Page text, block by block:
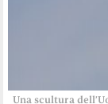
Una scultura